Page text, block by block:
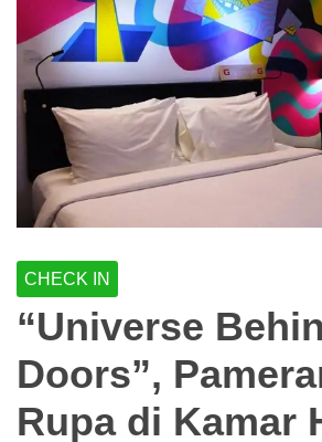
CHECK IN
“Universe
Doors”,
Rupa di Kamar